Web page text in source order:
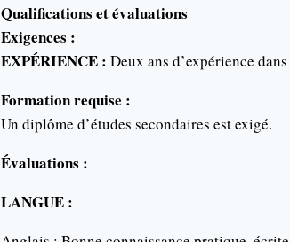
Qualifications et évaluations
Exigences :
EXPÉRIENCE : Deux ans d’expérience
Formation requise :
Un diplôme d’études secondaires est exigé.
Évaluations :
LANGUE :